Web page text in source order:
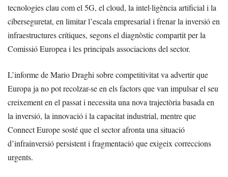
tecnologies clau com el 5G, el cloud, la intel·ligència artificial i la
ciberseguretat, en limitar l’escala empresarial i frenar la inversió en
infraestructures crítiques, segons el diagnòstic compartit per la
Comissió Europea i les principals associacions del sector.
L’informe de Mario Draghi sobre competitivitat va advertir que
Europa ja no pot recolzar-se en els factors que van impulsar el seu
creixement en el passat i necessita una nova trajectòria basada en
la inversió, la innovació i la capacitat industrial, mentre que
Connect Europe sosté que el sector afronta una situació
d’infrainversió persistent i fragmentació que exigeix correccions
urgents.